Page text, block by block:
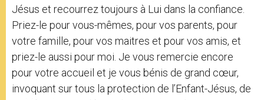
Jésus et recourrez toujours à Lui dans la confiance.
Priez-le pour vous-mêmes, pour vos parents, pour
votre famille, pour vos maitres et pour vos amis, et
priez-le aussi pour moi. Je vous remercie encore
pour votre accueil et je vous bénis de grand cœur,
invoquant sur tous la protection de l’Enfant-Jésus, de